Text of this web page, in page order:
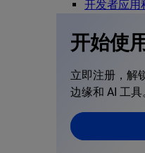
开发者应用
开始使
立即注册，解
边缘和 AI 工具